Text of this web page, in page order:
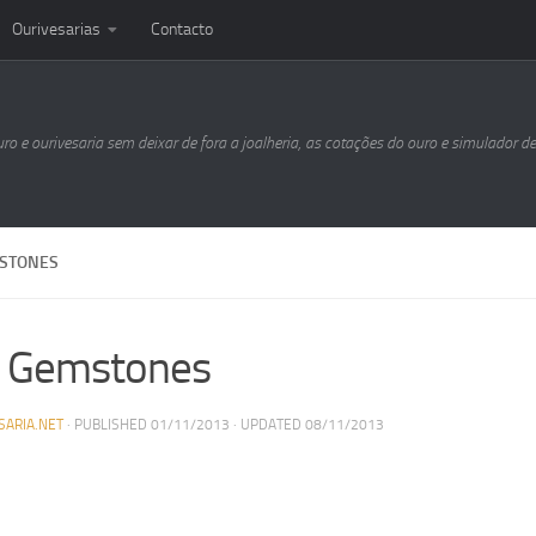
Ourivesarias Contacto
e ourivesaria sem deixar de fora a joalheria, as cotações do ouro e simulador
Gemstones
· PUBLISHED 01/11/2013 · UPDATED 08/11/2013